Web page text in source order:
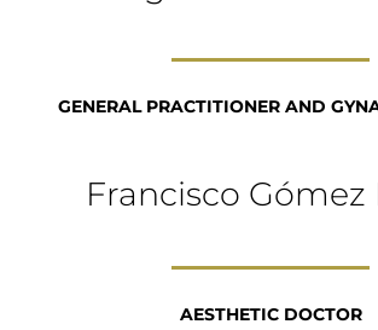
GENERAL PRACTITIONER AND
Francisco Gómez
AESTHETIC DOCTOR